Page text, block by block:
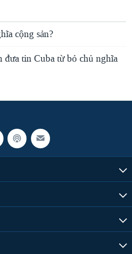
cộng sản?
đưa tin Cuba từ bỏ chủ nghĩa